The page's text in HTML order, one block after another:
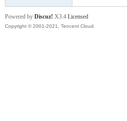
Powered by Discuz! X3.4 Licensed
Copyright © 2001-2021, Tencent Cloud.